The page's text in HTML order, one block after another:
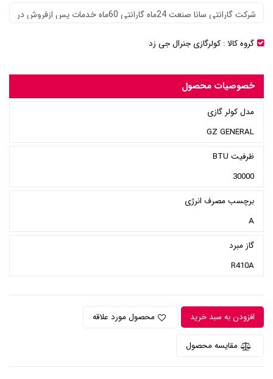
گروه کالا : کولرگازی جنرال جی زد
خصوصیات محصول
مدل کولر گازی
GZ GENERAL
ظرفیت BTU
30000
برچسب مصرف انرژی
A
گاز مبرد
R410A
افزودن به سبد خرید محصول مورد علاقه
مقایسه محصول